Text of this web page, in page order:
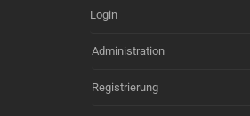
Login
Administration
Registrierung